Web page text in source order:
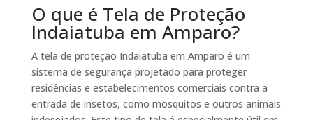
O que é Tela de Proteção
Indaiatuba em Amparo?
A tela de proteção Indaiatuba em Amparo é um
sistema de segurança projetado para proteger
residências e estabelecimentos comerciais contra a
entrada de insetos, como mosquitos e outros animais